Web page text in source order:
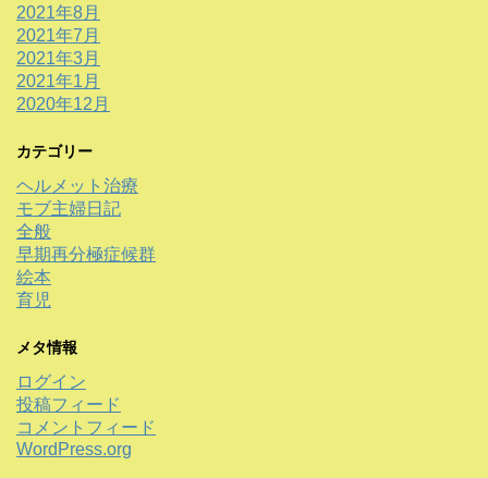
2021年8月
2021年7月
2021年3月
2021年1月
2020年12月
カテゴリー
ヘルメット治療
モブ主婦日記
全般
早期再分極症候群
絵本
育児
メタ情報
ログイン
投稿フィード
コメントフィード
WordPress.org